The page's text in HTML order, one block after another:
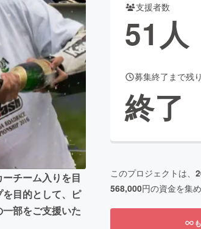
ビューティー・ヘルスケア
GoodCAMPFIRE Creation
納税
machi-ya
チーム入りを目
目的として、ピ
部をご支援いた
支援者数
51 人
募集終了まで残り
終了
このプロジェクトは、
568,000円の資金を集め